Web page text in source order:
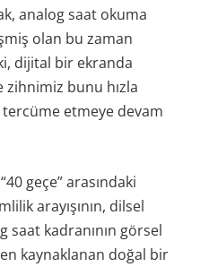
analog saat okuma
olan bu zaman
dijital bir ekranda
zihnimiz bunu hızla
etmeye devam
geçe” arasındaki
arayışının, dilsel
saat kadranının görsel
kaynaklanan doğal bir